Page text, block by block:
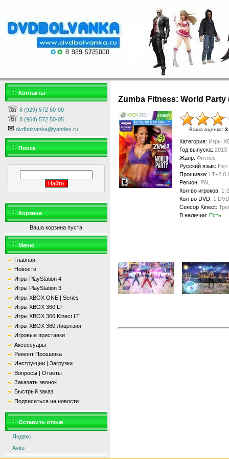
Контакты
☏ 8 (929) 572 50-00
☏ 8 (964) 572 50-05
✉ dvdbolvanka@yandex.ru
Поиск
Корзина
Ваша корзина пуста
Меню
Главная
Новости
Игры PlayStation 4
Игры PlayStation 3
Игры XBOX ONE | Series
Игры XBOX 360 LT
Игры XBOX 360 Kinect LT
Игры XBOX 360 Лицензия
Игровые приставки
Аксессуары
Ремонт Прошивка
Инструкции | Загрузки
Вопросы | Ответы
Заказать звонок
Быстрый заказ
Подписаться на новости
Оставить отзыв
Яндекс
Avito
Zumba Fitness: World Party
Ваша оценка:
Категория: Игры
Год выпуска: 2013
Жанр: Фитнес
Русский язык: Нет
Прошивка: LT+2.0
Регион: PAL
Кол-во игроков: 1-2
Кол-во DVD: 1 DVD
Сенсор Kinect:
В наличии: Есть